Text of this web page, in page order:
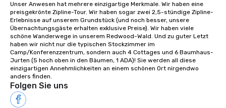
Unser Anwesen hat mehrere einzigartige Merkmale. Wir haben eine
preisgekrönte Zipline-Tour. Wir haben sogar zwei 2,5-stündige Zipline-
Erlebnisse auf unserem Grundstück (und noch besser, unsere
Übernachtungsgäste erhalten exklusive Preise). Wir haben viele
schöne Wanderwege in unserem Redwood-Wald. Und zu guter Letzt
haben wir nicht nur die typischen Stockzimmer im
Camp/Konferenzzentrum, sondern auch 4 Cottages und 6 Baumhaus-
Jurten (5 hoch oben in den Bäumen, 1 ADA)! Sie werden all diese
einzigartigen Annehmlichkeiten an einem schönen Ort nirgendwo
anders finden.
Folgen Sie uns